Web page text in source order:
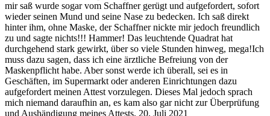
mir saß wurde sogar vom Schaffner gerügt und aufgefordert, sofort
wieder seinen Mund und seine Nase zu bedecken. Ich saß direkt
hinter ihm, ohne Maske, der Schaffner nickte mir jedoch freundlich
zu und sagte nichts!!! Hammer! Das leuchtende Quadrat hat
durchgehend stark gewirkt, über so viele Stunden hinweg, mega!Ich
muss dazu sagen, dass ich eine ärztliche Befreiung von der
Maskenpflicht habe. Aber sonst werde ich überall, sei es in
Geschäften, im Supermarkt oder anderen Einrichtungen dazu
aufgefordert meinen Attest vorzulegen. Dieses Mal jedoch sprach
mich niemand daraufhin an, es kam also gar nicht zur Überprüfung
und Aushändigung meines Attests. 20. Juli 2021